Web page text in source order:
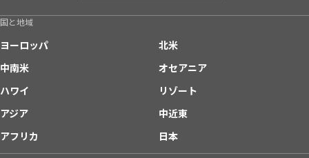
国と地域
ヨーロッパ
北米
中南米
オセアニア
ハワイ
リゾート
アジア
中近東
アフリカ
日本